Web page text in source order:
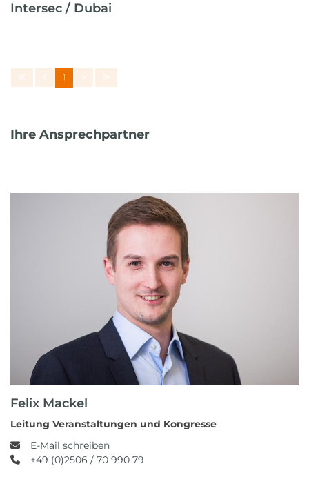
Intersec / Dubai
1
Ihre Ansprechpartner
Felix Mackel
Leitung Veranstaltungen und Kongresse
E-Mail schreiben
+49 (0)2506 / 70 990 79